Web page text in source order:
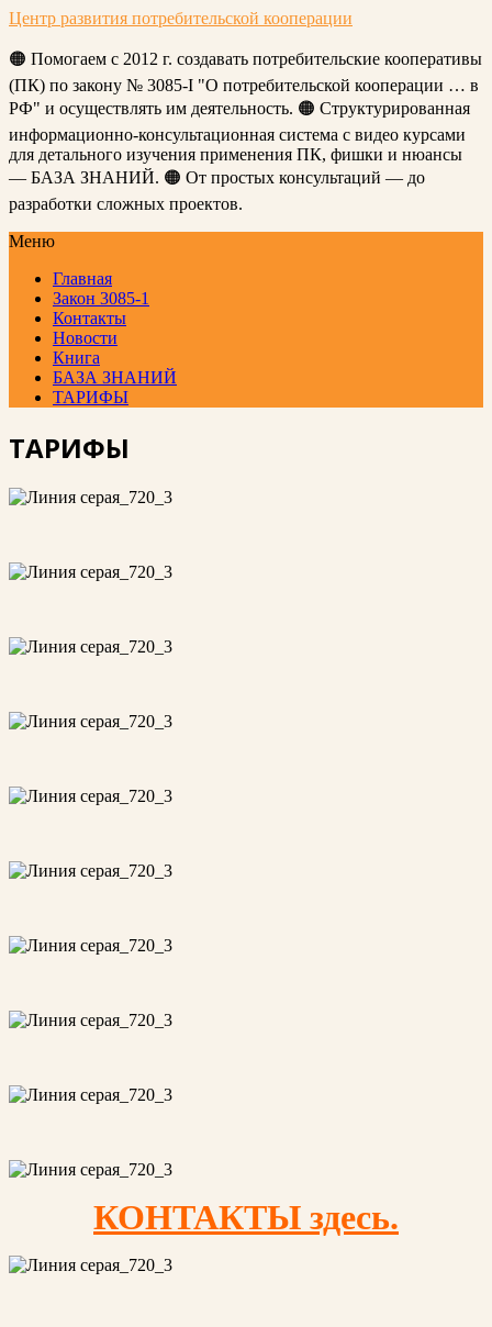
Центр развития потребительской кооперации
🟠 Помогаем с 2012 г. создавать потребительские кооперативы
(ПК) по закону № 3085-I "О потребительской кооперации … в
РФ" и осуществлять им деятельность. 🟠 Структурированная
информационно-консультационная система с видео курсами
для детального изучения применения ПК, фишки и нюансы
— БАЗА ЗНАНИЙ. 🟠 От простых консультаций — до
разработки сложных проектов.
Меню
Главная
Закон 3085-1
Контакты
Новости
Книга
БАЗА ЗНАНИЙ
ТАРИФЫ
ТАРИФЫ
КОНТАКТЫ здесь.